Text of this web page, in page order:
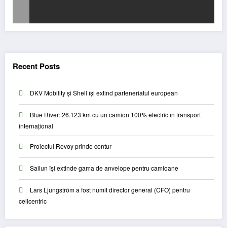
Recent Posts
DKV Mobility și Shell își extind parteneriatul european
Blue River: 26.123 km cu un camion 100% electric în transport
internațional
Proiectul Revoy prinde contur
Sailun își extinde gama de anvelope pentru camioane
Lars Ljungström a fost numit director general (CFO) pentru
cellcentric